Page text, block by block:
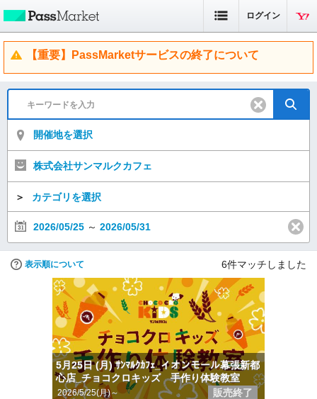
ログイン
【重要】PassMarketサービスの終了について
開催地を選択
株式会社サンマルクカフェ
＞ カテゴリを選択
2026/05/25 ～ 2026/05/31
表示順について 6件マッチしました
5月25日 (月) ｻﾝﾏﾙｸｶﾌｪ_イオンモール幕張新都
心店_チョコクロキッズ 手作り体験教室
2026/5/25(月)～ 販売終了